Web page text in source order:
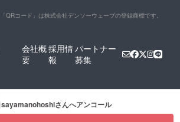
「QRコード」は株式会社デンソーウェーブの登録商標です。
会社概
要
採用情
報
パートナー
募集
sayamanohoshiさんへアンコール